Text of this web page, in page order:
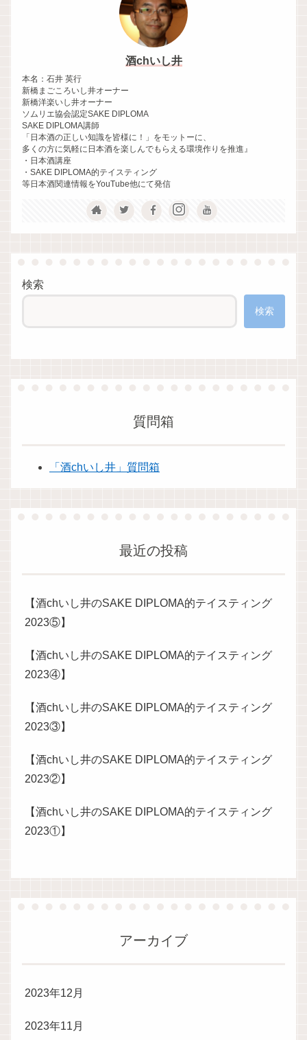
酒chいし井
本名：石井 英行
新橋まごころいし井オーナー
新橋洋楽いし井オーナー
ソムリエ協会認定SAKE DIPLOMA
SAKE DIPLOMA講師
「日本酒の正しい知識を皆様に！」をモットーに、
多くの方に気軽に日本酒を楽しんでもらえる環境作りを推進』
・日本酒講座
・SAKE DIPLOMA的テイスティング
等日本酒関連情報をYouTube他にて発信
検索
検索
質問箱
「酒chいし井」質問箱
最近の投稿
【酒chいし井のSAKE DIPLOMA的テイスティング
2023⑤】
【酒chいし井のSAKE DIPLOMA的テイスティング
2023④】
【酒chいし井のSAKE DIPLOMA的テイスティング
2023③】
【酒chいし井のSAKE DIPLOMA的テイスティング
2023②】
【酒chいし井のSAKE DIPLOMA的テイスティング
2023①】
アーカイブ
2023年12月
2023年11月